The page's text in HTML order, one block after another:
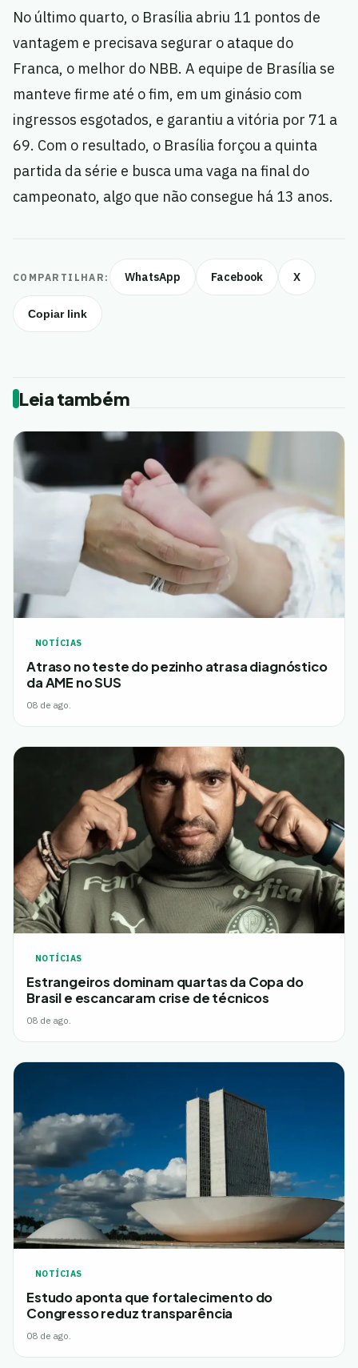
No último quarto, o Brasília abriu 11 pontos de
vantagem e precisava segurar o ataque do
Franca, o melhor do NBB. A equipe de Brasília se
manteve firme até o fim, em um ginásio com
ingressos esgotados, e garantiu a vitória por 71 a
69. Com o resultado, o Brasília forçou a quinta
partida da série e busca uma vaga na final do
campeonato, algo que não consegue há 13 anos.
COMPARTILHAR: WhatsApp Facebook X
Copiar link
Leia também
NOTÍCIAS
Atraso no teste do pezinho atrasa diagnóstico
da AME no SUS
08 de ago.
NOTÍCIAS
Estrangeiros dominam quartas da Copa do
Brasil e escancaram crise de técnicos
08 de ago.
NOTÍCIAS
Estudo aponta que fortalecimento do
Congresso reduz transparência
08 de ago.